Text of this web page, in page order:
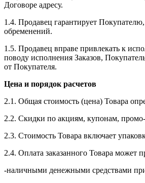
Договоре адресу.
1.4. Продавец гарантирует
обременений.
1.5. Продавец вправе привлекать к
поводу исполнения Заказов,
от Покупателя.
Цена и порядок расчетов
2.1. Общая стоимость (цена) Товара
2.2. Скидки по акциям, купонам,
2.3. Стоимость Товара включает
2.4. Оплата заказанного Товара может
-наличными денежными средствами